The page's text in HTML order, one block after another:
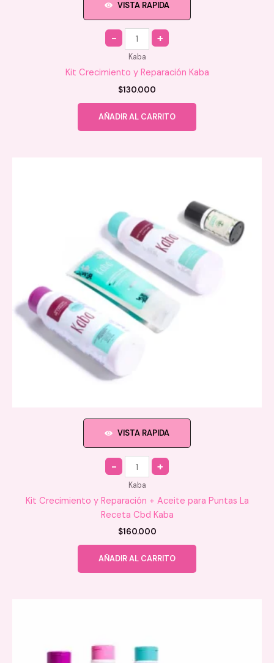
VISTA RAPIDA
Quantity
Kaba
Kit Crecimiento y Reparación Kaba
$130.000
AÑADIR AL CARRITO
VISTA RAPIDA
Quantity
Kaba
Kit Crecimiento y Reparación + Aceite para Puntas La
Receta Cbd Kaba
$160.000
AÑADIR AL CARRITO